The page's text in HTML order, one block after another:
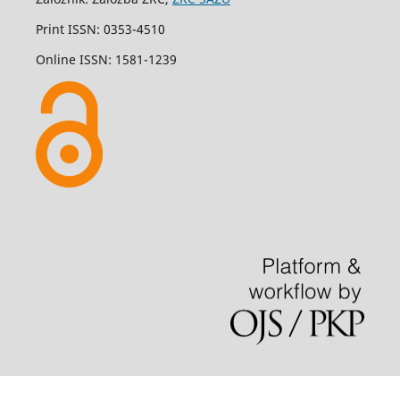
Print ISSN: 0353-4510
Online ISSN: 1581-1239